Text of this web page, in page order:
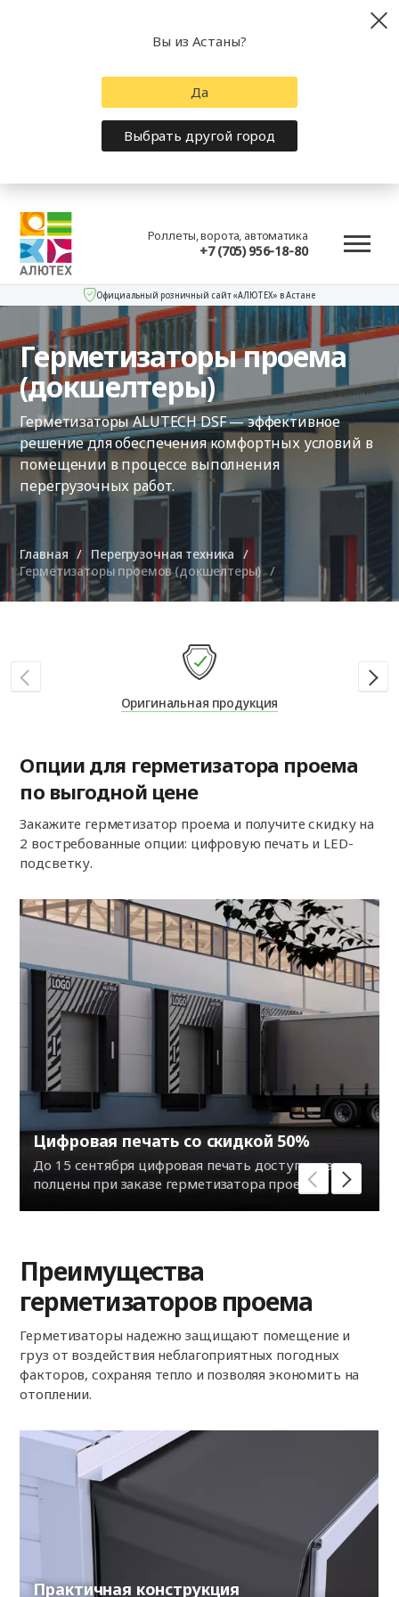
Роллеты, ворота, автоматика
+7 (705) 956-18-80
Официальный розничный сайт «АЛЮТЕХ» в Астане
Герметизаторы проема
(докшелтеры)
Герметизаторы ALUTECH DSF — эффективное
решение для обеспечения комфортных условий в
помещении в процессе выполнения
перегрузочных работ.
Главная
Перегрузочная техника
Герметизаторы проемов (докшелтеры)
Оригинальная продукция
Опции для герметизатора проема
по выгодной цене
Закажите герметизатор проема и получите скидку на
2 востребованные опции: цифровую печать и LED-
подсветку.
Цифровая печать со скидкой 50%
До 15 сентября цифровая печать доступна за
полцены при заказе герметизатора проема.
Преимущества
герметизаторов проема
Герметизаторы надежно защищают помещение и
груз от воздействия неблагоприятных погодных
факторов, сохраняя тепло и позволяя экономить на
отоплении.
Практичная конструкция
Вы из Астаны?
Да
Выбрать другой город